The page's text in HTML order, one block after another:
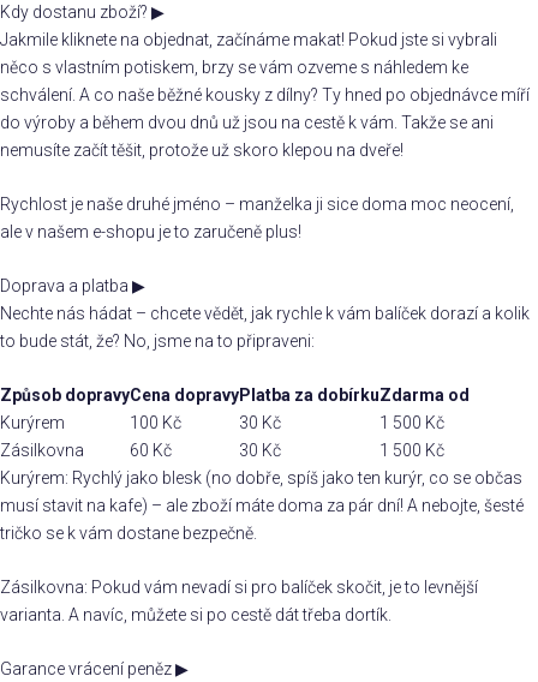
Kdy dostanu zboží? ▶
Jakmile kliknete na objednat, začínáme makat! Pokud jste si vybrali
něco s vlastním potiskem, brzy se vám ozveme s náhledem ke
schválení. A co naše běžné kousky z dílny? Ty hned po objednávce míří
do výroby a během dvou dnů už jsou na cestě k vám. Takže se ani
nemusíte začít těšit, protože už skoro klepou na dveře!
Rychlost je naše druhé jméno – manželka ji sice doma moc neocení,
ale v našem e-shopu je to zaručeně plus!
Doprava a platba ▶
Nechte nás hádat – chcete vědět, jak rychle k vám balíček dorazí a kolik
to bude stát, že? No, jsme na to připraveni:
Způsob dopravyCena dopravyPlatba za dobírkuZdarma od
Kurýrem
100 Kč 30 Kč
1 500 Kč
Zásilkovna
60 Kč 30 Kč
1 500 Kč
Kurýrem: Rychlý jako blesk (no dobře, spíš jako ten kurýr, co se občas
musí stavit na kafe) – ale zboží máte doma za pár dní! A nebojte, šesté
tričko se k vám dostane bezpečně.
Zásilkovna: Pokud vám nevadí si pro balíček skočit, je to levnější
varianta. A navíc, můžete si po cestě dát třeba dortík.
Garance vrácení peněz▶